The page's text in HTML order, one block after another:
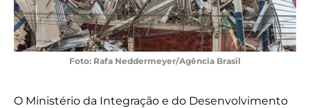
Foto: Rafa Neddermeyer/Agência Brasil
O Ministério da Integração e do Desenvolvimento